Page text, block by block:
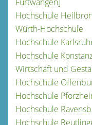
Hochschule
Würth-Hochschule
Hochschule
Hochschule
Wirtschaft und
Hochschule
Hochschule
Hochschule
Hochschule